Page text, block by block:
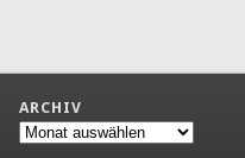
ARCHIV
Archiv